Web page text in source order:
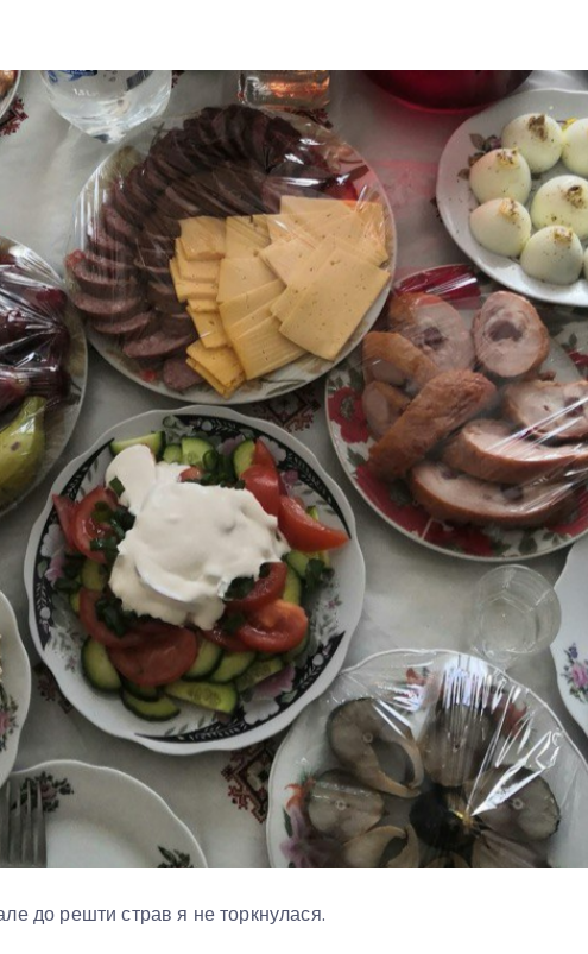
до решти страв я не торкнулася.